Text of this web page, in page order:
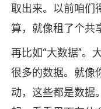
取出来。以前咱们
算，就像租了个共
再比如“大数据”。
很多的数据。就像
动，这些都是数据